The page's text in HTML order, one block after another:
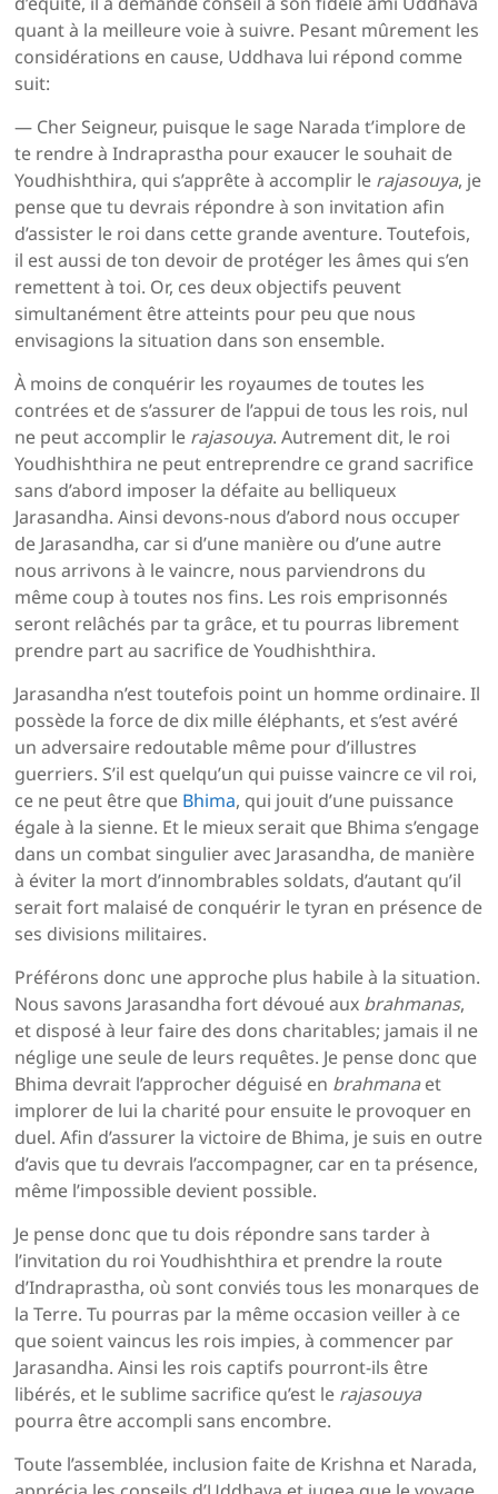
quant à la meilleure voie à suivre. Pesant mûrement les
considérations en cause, Uddhava lui répond comme
suit:
— Cher Seigneur, puisque le sage Narada t’implore de
te rendre à Indraprastha pour exaucer le souhait de
Youdhishthira, qui s’apprête à accomplir le rajasouya, je
pense que tu devrais répondre à son invitation afin
d’assister le roi dans cette grande aventure. Toutefois,
il est aussi de ton devoir de protéger les âmes qui s’en
remettent à toi. Or, ces deux objectifs peuvent
simultanément être atteints pour peu que nous
envisagions la situation dans son ensemble.
À moins de conquérir les royaumes de toutes les
contrées et de s’assurer de l’appui de tous les rois, nul
ne peut accomplir le rajasouya. Autrement dit, le roi
Youdhishthira ne peut entreprendre ce grand sacrifice
sans d’abord imposer la défaite au belliqueux
Jarasandha. Ainsi devons-nous d’abord nous occuper
de Jarasandha, car si d’une manière ou d’une autre
nous arrivons à le vaincre, nous parviendrons du
même coup à toutes nos fins. Les rois emprisonnés
seront relâchés par ta grâce, et tu pourras librement
prendre part au sacrifice de Youdhishthira.
Jarasandha n’est toutefois point un homme ordinaire. Il
possède la force de dix mille éléphants, et s’est avéré
un adversaire redoutable même pour d’illustres
guerriers. S’il est quelqu’un qui puisse vaincre ce vil roi,
ce ne peut être que Bhima, qui jouit d’une puissance
égale à la sienne. Et le mieux serait que Bhima s’engage
dans un combat singulier avec Jarasandha, de manière
à éviter la mort d’innombrables soldats, d’autant qu’il
serait fort malaisé de conquérir le tyran en présence de
ses divisions militaires.
Préférons donc une approche plus habile à la situation.
Nous savons Jarasandha fort dévoué aux brahmanas,
et disposé à leur faire des dons charitables; jamais il ne
néglige une seule de leurs requêtes. Je pense donc que
Bhima devrait l’approcher déguisé en brahmanaet
implorer de lui la charité pour ensuite le provoquer en
duel. Afin d’assurer la victoire de Bhima, je suis en outre
d’avis que tu devrais l’accompagner, car en ta présence,
même l’impossible devient possible.
Je pense donc que tu dois répondre sans tarder à
l’invitation du roi Youdhishthira et prendre la route
d’Indraprastha, où sont conviés tous les monarques de
la Terre. Tu pourras par la même occasion veiller à ce
que soient vaincus les rois impies, à commencer par
Jarasandha. Ainsi les rois captifs pourront-ils être
libérés, et le sublime sacrifice qu’est le rajasouya
pourra être accompli sans encombre.
Toute l’assemblée, inclusion faite de Krishna et Narada,